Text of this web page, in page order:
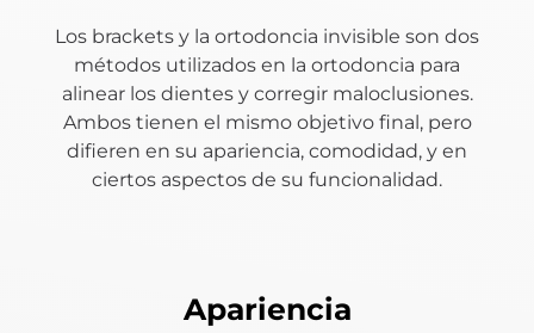
Los brackets y la ortodoncia invisible son dos
métodos utilizados en la ortodoncia para
alinear los dientes y corregir maloclusiones.
Ambos tienen el mismo objetivo final, pero
difieren en su apariencia, comodidad, y en
ciertos aspectos de su funcionalidad.
Apariencia